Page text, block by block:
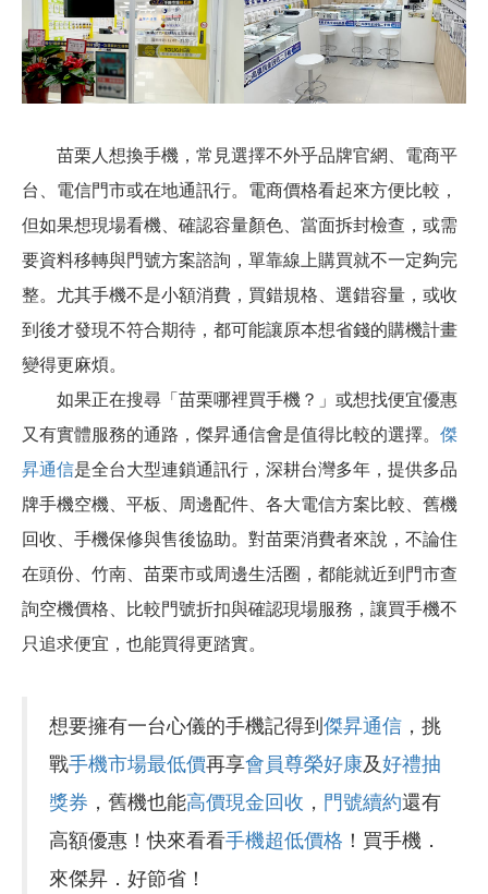
苗栗人想換手機，常見選擇不外乎品牌官網、電商平
台、電信門市或在地通訊行。電商價格看起來方便比較，
但如果想現場看機、確認容量顏色、當面拆封檢查，或需
要資料移轉與門號方案諮詢，單靠線上購買就不一定夠完
整。尤其手機不是小額消費，買錯規格、選錯容量，或收
到後才發現不符合期待，都可能讓原本想省錢的購機計畫
變得更麻煩。
如果正在搜尋「苗栗哪裡買手機？」或想找便宜優惠
又有實體服務的通路，傑昇通信會是值得比較的選擇。 傑
昇通信是全台大型連鎖通訊行，深耕台灣多年，提供多品
牌手機空機、平板、周邊配件、各大電信方案比較、舊機
回收、手機保修與售後協助。對苗栗消費者來說，不論住
在頭份、竹南、苗栗市或周邊生活圈，都能就近到門市查
詢空機價格、比較門號折扣與確認現場服務，讓買手機不
只追求便宜，也能買得更踏實。
想要擁有一台心儀的手機記得到傑昇通信 ，挑
戰手機市場最低價再享會員尊榮好康及好禮抽
獎券 ，舊機也能高價現金回收 ， 門號續約還有
高額優惠！快來看看手機超低價格 ！買手機．
來傑昇．好節省！